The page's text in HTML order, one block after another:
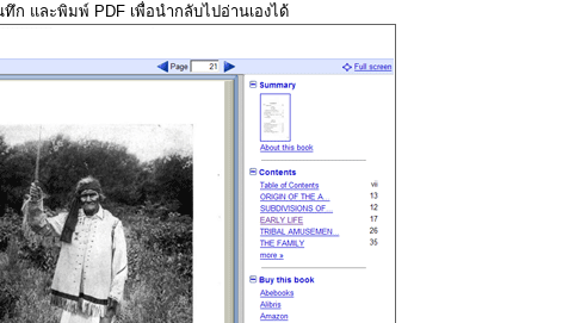
และพิมพ์ PDF เพื่อนำกลับไปอ่านเองได้